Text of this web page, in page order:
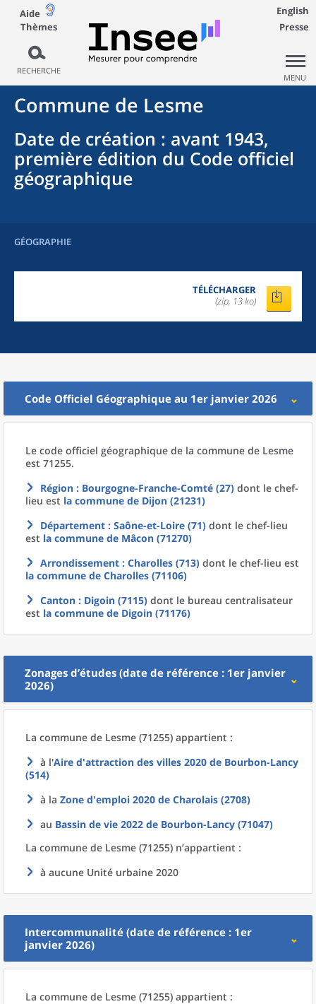
Aide
Thèmes
RECHERCHE
English
Presse
MENU
Commune de Lesme
Date de création : avant 1943,
première édition du Code officiel
géographique
GÉOGRAPHIE
TÉLÉCHARGER
(zip, 13 ko)
Code Officiel Géographique au 1er janvier 2026
Le code officiel géographique de la commune de Lesme
est 71255.
Région : Bourgogne-Franche-Comté (27) dont le chef-
lieu est la commune de Dijon (21231)
Département : Saône-et-Loire (71) dont le chef-lieu
est la commune de Mâcon (71270)
Arrondissement : Charolles (713) dont le chef-lieu est
la commune de Charolles (71106)
Canton : Digoin (7115) dont le bureau centralisateur
est la commune de Digoin (71176)
Zonages d’études (date de référence : 1er janvier
2026)
La commune de Lesme (71255) appartient :
à l'Aire d'attraction des villes 2020 de Bourbon-Lancy
(514)
à la Zone d'emploi 2020 de Charolais (2708)
au Bassin de vie 2022 de Bourbon-Lancy (71047)
La commune de Lesme (71255) n’appartient :
à aucune Unité urbaine 2020
Intercommunalité (date de référence : 1er
janvier 2026)
La commune de Lesme (71255) appartient :